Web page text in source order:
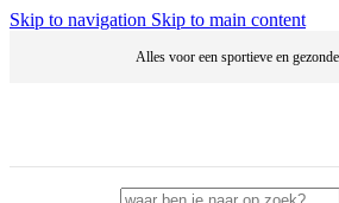
Skip to navigation Skip to main content
Alles voor een sportieve en